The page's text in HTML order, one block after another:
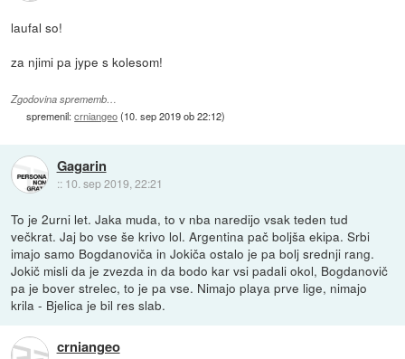
laufal so!
za njimi pa jype s kolesom!
Zgodovina sprememb…
spremenil:crniangeo(10. sep 2019 ob 22:12)
Gagarin
:: 10. sep 2019, 22:21
To je 2urni let. Jaka muda, to v nba naredijo vsak teden tud
večkrat. Jaj bo vse še krivo lol. Argentina pač boljša ekipa. Srbi
imajo samo Bogdanoviča in Jokiča ostalo je pa bolj srednji rang.
Jokič misli da je zvezda in da bodo kar vsi padali okol, Bogdanovič
pa je bover strelec, to je pa vse. Nimajo playa prve lige, nimajo
krila - Bjelica je bil res slab.
crniangeo